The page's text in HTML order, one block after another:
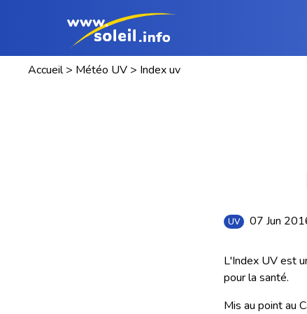
Accueil > Météo UV > Index uv
UV 07 Jun
L'Index UV est
pour la santé.
Mis au point au